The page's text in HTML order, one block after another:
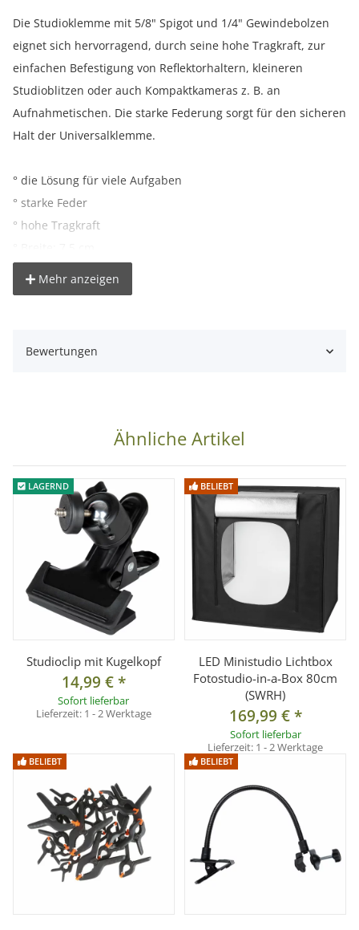
Die Studioklemme mit 5/8" Spigot und 1/4" Gewindebolzen
eignet sich hervorragend, durch seine hohe Tragkraft, zur
einfachen Befestigung von Reflektorhaltern, kleineren
Studioblitzen oder auch Kompaktkameras z. B. an
Aufnahmetischen. Die starke Federung sorgt für den sicheren
Halt der Universalklemme.
° die Lösung für viele Aufgaben
° starke Feder
° hohe Tragkraft
Lieferumfang:
Mehr anzeigen
Bewertungen
Ähnliche Artikel
LAGERND
Studioclip mit Kugelkopf
14,99 €*
Sofort lieferbar
Lieferzeit: 1 - 2 Werktage
BELIEBT
LED Ministudio Lichtbox
Fotostudio-in-a-Box 80cm
(SWRH)
169,99 €*
Sofort lieferbar
Lieferzeit: 1 - 2 Werktage
BELIEBT BELIEBT